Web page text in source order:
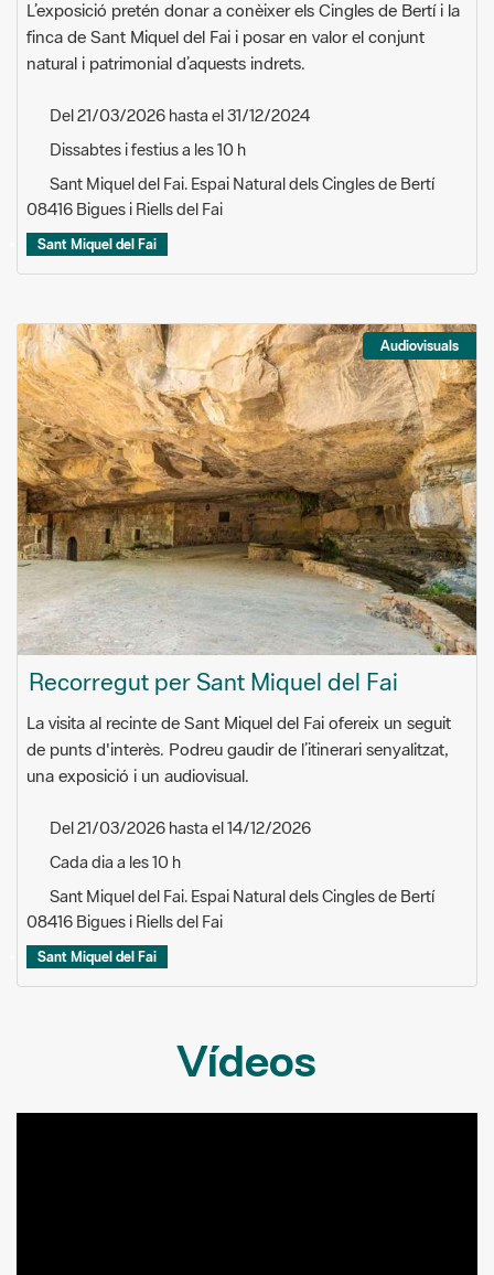
L’exposició pretén donar a conèixer els Cingles de Bertí i la
finca de Sant Miquel del Fai i posar en valor el conjunt
natural i patrimonial d’aquests indrets.
Del 21/03/2026 hasta el 31/12/2024
Dissabtes i festius a les 10 h
Sant Miquel del Fai. Espai Natural dels Cingles de Bertí
08416 Bigues i Riells del Fai
Sant Miquel del Fai
Audiovisuals
Recorregut per Sant Miquel del Fai
La visita al recinte de Sant Miquel del Fai ofereix un seguit
de punts d'interès. Podreu gaudir de l’itinerari senyalitzat,
una exposició i un audiovisual.
Del 21/03/2026 hasta el 14/12/2026
Cada dia a les 10 h
Sant Miquel del Fai. Espai Natural dels Cingles de Bertí
08416 Bigues i Riells del Fai
Sant Miquel del Fai
Vídeos